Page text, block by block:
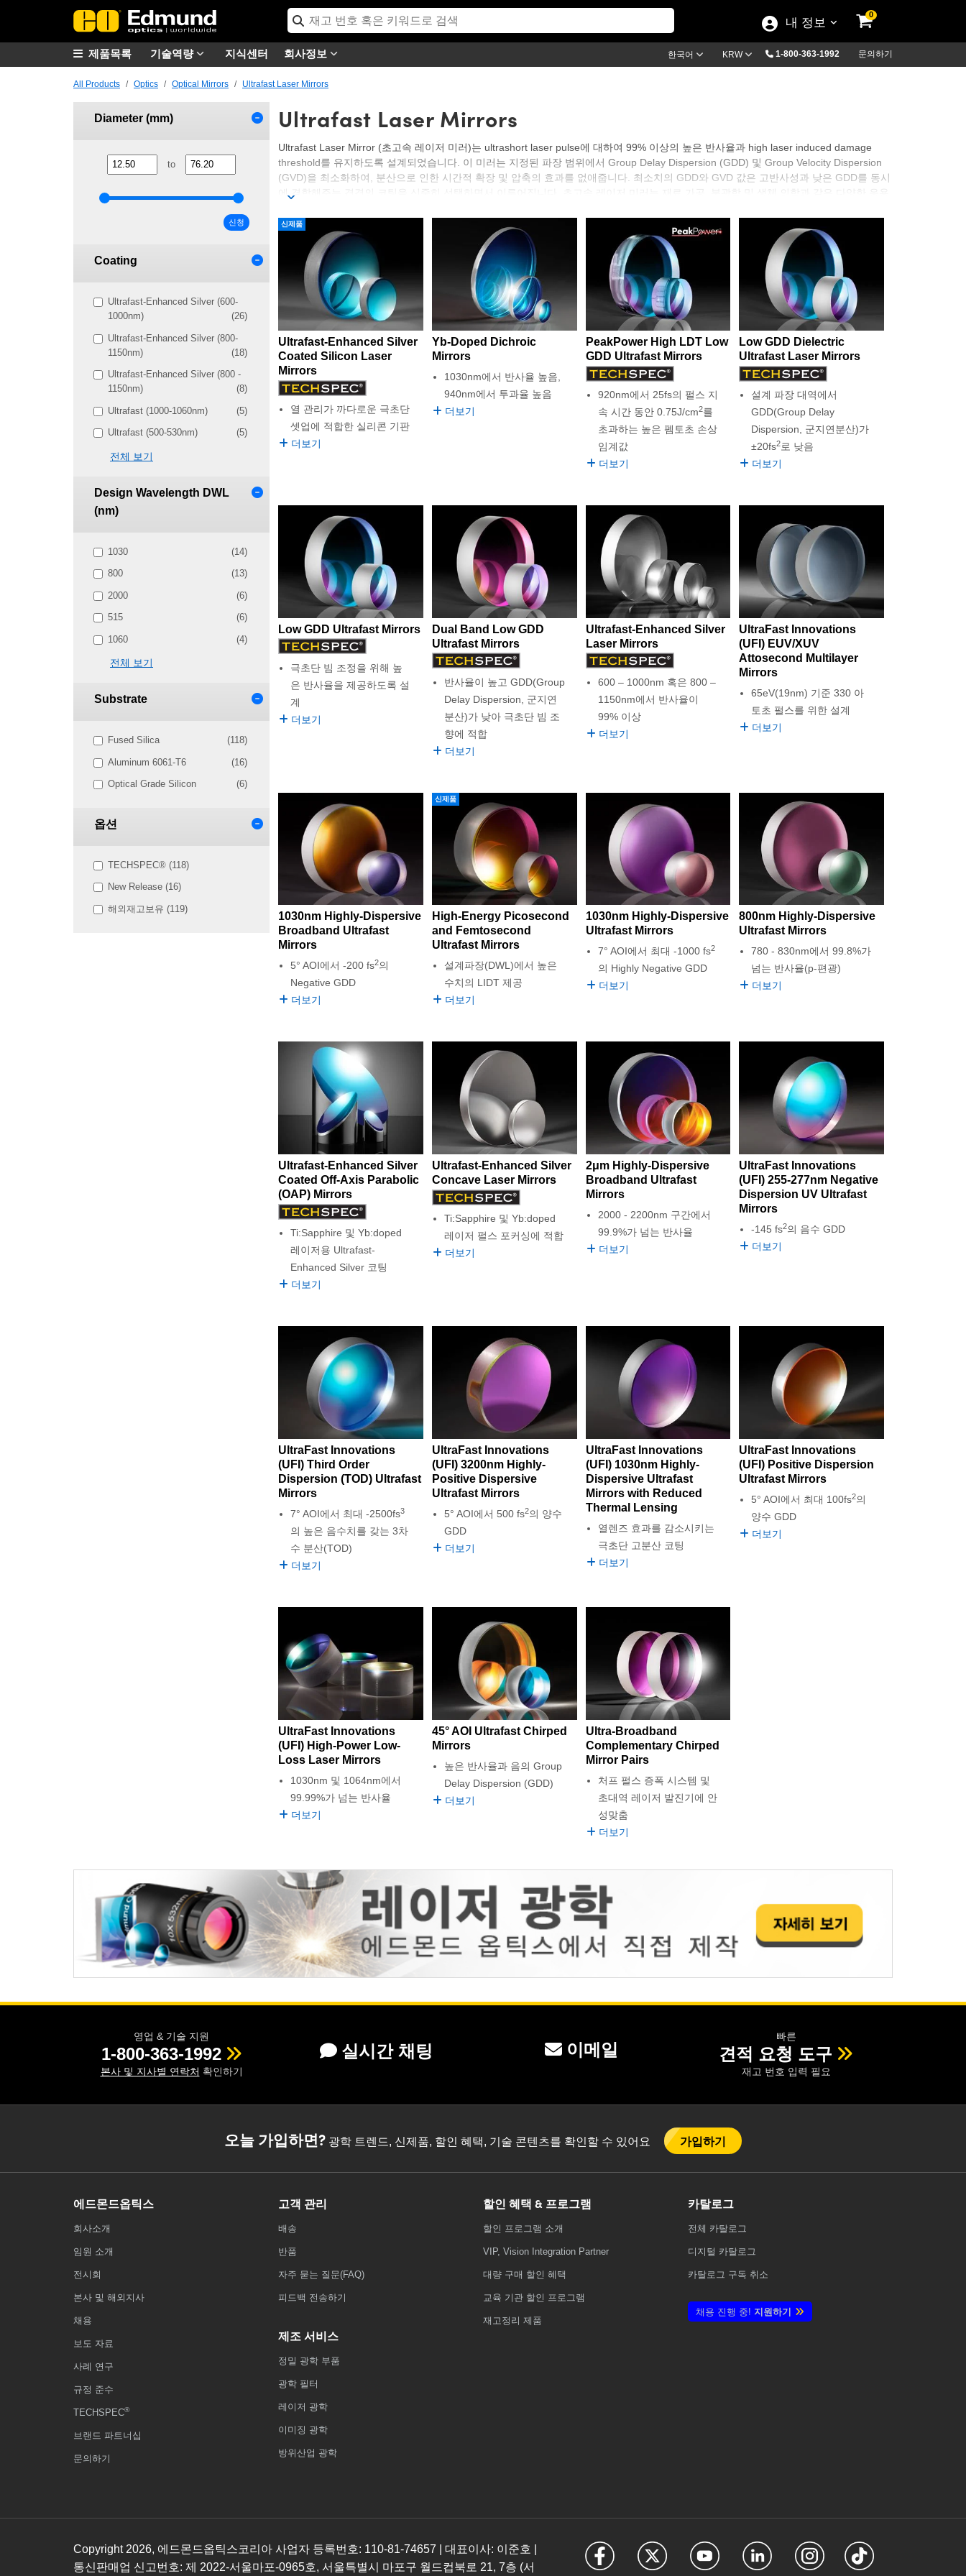
내 정보
0
기술역량 지식센터 회사정보 한국어 KRW 1-800-363-1992 문의하기
제품목록
All Products Optics Optical Mirrors Ultrafast Laser Mirrors
Diameter (mm)
to
신청
Coating
Ultrafast-Enhanced Silver (600-
1000nm)
(26)
Ultrafast-Enhanced Silver (800-
1150nm)
(18)
Ultrafast-Enhanced Silver (800 -
1150nm)
(8)
Ultrafast (1000-1060nm) (5)
Ultrafast (500-530nm) (5)
전체 보기
Design Wavelength DWL
(nm)
1030 (14)
800 (13)
2000 (6)
515 (6)
1060 (4)
전체 보기
Substrate
Fused Silica (118)
Aluminum 6061-T6 (16)
Optical Grade Silicon (6)
옵션
TECHSPEC® (118)
New Release (16)
해외재고보유 (119)
Ultrafast Laser Mirrors
Ultrafast Laser Mirror (초고속 레이저 미러)는 ultrashort laser pulse에 대하여 99% 이상의 높은 반사율과 high laser induced damage
threshold를 유지하도록 설계되었습니다. 이 미러는 지정된 파장 범위에서 Group Delay Dispersion (GDD) 및 Group Velocity Dispersion
(GVD)을 최소화하여, 분산으로 인한 시간적 확장 및 압축의 효과를 없애줍니다. 최소치의 GDD와 GVD 값은 고반사성과 낮은 GDD를 동시
신제품
Ultrafast-Enhanced Silver
Coated Silicon Laser
Mirrors
열 관리가 까다로운 극초단
셋업에 적합한 실리콘 기판
더보기
Yb-Doped Dichroic
Mirrors
1030nm에서 반사율 높음,
940nm에서 투과율 높음
더보기
PeakPower High LDT Low
GDD Ultrafast Mirrors
920nm에서 25fs의 펄스 지
속 시간 동안 0.75J/cm2를
초과하는 높은 펨토초 손상
임계값
더보기
Low GDD Dielectric
Ultrafast Laser Mirrors
설계 파장 대역에서
GDD(Group Delay
Dispersion, 군지연분산)가
±20fs2로 낮음
더보기
Low GDD Ultrafast Mirrors
극초단 빔 조정을 위해 높
은 반사율을 제공하도록 설
계
더보기
Dual Band Low GDD
Ultrafast Mirrors
반사율이 높고 GDD(Group
Delay Dispersion, 군지연
분산)가 낮아 극초단 빔 조
향에 적합
더보기
Ultrafast-Enhanced Silver
Laser Mirrors
600 – 1000nm 혹은 800 –
1150nm에서 반사율이
99% 이상
더보기
UltraFast Innovations
(UFI) EUV/XUV
Attosecond Multilayer
Mirrors
65eV(19nm) 기준 330 아
토초 펄스를 위한 설계
더보기
1030nm Highly-Dispersive
Broadband Ultrafast
Mirrors
5° AOI에서 -200 fs2의
Negative GDD
더보기
신제품
High-Energy Picosecond
and Femtosecond
Ultrafast Mirrors
설계파장(DWL)에서 높은
수치의 LIDT 제공
더보기
1030nm Highly-Dispersive
Ultrafast Mirrors
7° AOI에서 최대 -1000 fs2
의 Highly Negative GDD
더보기
800nm Highly-Dispersive
Ultrafast Mirrors
780 - 830nm에서 99.8%가
넘는 반사율(p-편광)
더보기
Ultrafast-Enhanced Silver
Coated Off-Axis Parabolic
(OAP) Mirrors
Ti:Sapphire 및 Yb:doped
레이저용 Ultrafast-
Enhanced Silver 코팅
더보기
Ultrafast-Enhanced Silver
Concave Laser Mirrors
Ti:Sapphire 및 Yb:doped
레이저 펄스 포커싱에 적합
더보기
2μm Highly-Dispersive
Broadband Ultrafast
Mirrors
2000 - 2200nm 구간에서
99.9%가 넘는 반사율
더보기
UltraFast Innovations
(UFI) 255-277nm Negative
Dispersion UV Ultrafast
Mirrors
-145 fs2의 음수 GDD
더보기
UltraFast Innovations
(UFI) Third Order
Dispersion (TOD) Ultrafast
Mirrors
7° AOI에서 최대 -2500fs3
의 높은 음수치를 갖는 3차
수 분산(TOD)
더보기
UltraFast Innovations
(UFI) 3200nm Highly-
Positive Dispersive
Ultrafast Mirrors
5° AOI에서 500 fs2의 양수
GDD
더보기
UltraFast Innovations
(UFI) 1030nm Highly-
Dispersive Ultrafast
Mirrors with Reduced
Thermal Lensing
열렌즈 효과를 감소시키는
극초단 고분산 코팅
더보기
UltraFast Innovations
(UFI) Positive Dispersion
Ultrafast Mirrors
5° AOI에서 최대 100fs2의
양수 GDD
더보기
UltraFast Innovations
(UFI) High-Power Low-
Loss Laser Mirrors
1030nm 및 1064nm에서
99.99%가 넘는 반사율
더보기
45° AOI Ultrafast Chirped
Mirrors
높은 반사율과 음의 Group
Delay Dispersion (GDD)
더보기
Ultra-Broadband
Complementary Chirped
Mirror Pairs
처프 펄스 증폭 시스템 및
초대역 레이저 발진기에 안
성맞춤
더보기
영업 & 기술 지원
1-800-363-1992
본사 및 지사별 연락처 확인하기
실시간 채팅 이메일
빠른
견적 요청 도구
재고 번호 입력 필요
오늘 가입하면?광학 트렌드, 신제품, 할인 혜택, 기술 콘텐츠를 확인할 수 있어요 가입하기
에드몬드옵틱스
회사소개
임원 소개
전시회
본사 및 해외지사
채용
보도 자료
사례 연구
규정 준수
TECHSPEC®
브랜드 파트너십
문의하기
고객 관리
배송
반품
자주 묻는 질문(FAQ)
피드백 전송하기
제조 서비스
정밀 광학 부품
광학 필터
레이저 광학
이미징 광학
방위산업 광학
할인 혜택 & 프로그램
할인 프로그램 소개
VIP, Vision Integration Partner
대량 구매 할인 혜택
교육 기관 할인 프로그램
재고정리 제품
카탈로그
전체 카탈로그
디지털 카탈로그
카탈로그 구독 취소
채용 진행 중! 지원하기
Copyright 2026, 에드몬드옵틱스코리아 사업자 등록번호: 110-81-74657 | 대표이사: 이준호 |
통신판매업 신고번호: 제 2022-서울마포-0965호, 서울특별시 마포구 월드컵북로 21, 7층 (서